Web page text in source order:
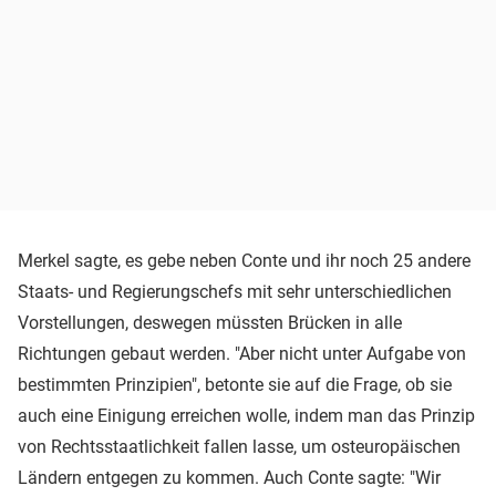
Merkel sagte, es gebe neben Conte und ihr noch 25 andere
Staats- und Regierungschefs mit sehr unterschiedlichen
Vorstellungen, deswegen müssten Brücken in alle
Richtungen gebaut werden. "Aber nicht unter Aufgabe von
bestimmten Prinzipien", betonte sie auf die Frage, ob sie
auch eine Einigung erreichen wolle, indem man das Prinzip
von Rechtsstaatlichkeit fallen lasse, um osteuropäischen
Ländern entgegen zu kommen. Auch Conte sagte: "Wir